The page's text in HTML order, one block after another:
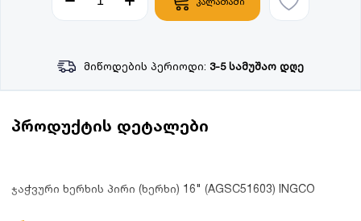
მიწოდების პერიოდი: 3-5 სამუშაო დღე
პროდუქტის დეტალები
ჯაჭვური ხერხის პირი (ხერხი) 16" (AGSC51603) INGCO